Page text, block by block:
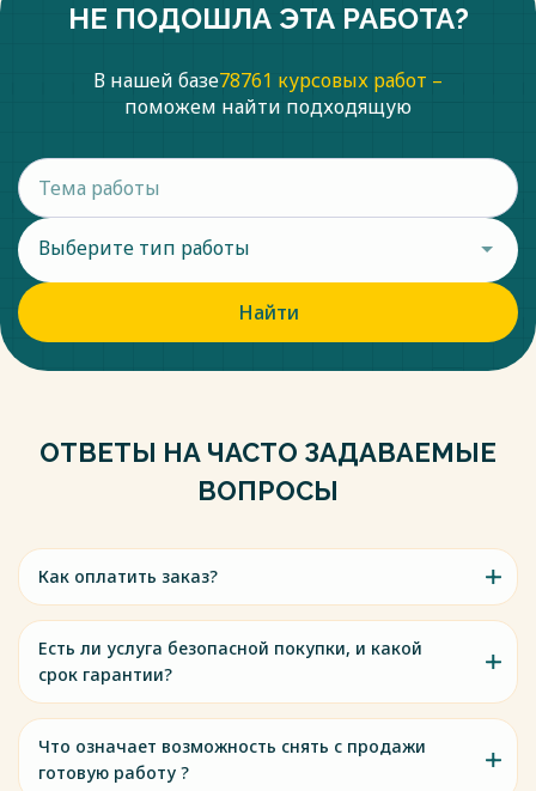
НЕ ПОДОШЛА ЭТА РАБОТА?
В нашей базе78761 курсовых работ –
поможем найти подходящую
Выберите тип работы
Найти
ОТВЕТЫ НА ЧАСТО ЗАДАВАЕМЫЕ
ВОПРОСЫ
Как оплатить заказ?
Есть ли услуга безопасной покупки, и какой
срок гарантии?
Что означает возможность снять с продажи
готовую работу ?